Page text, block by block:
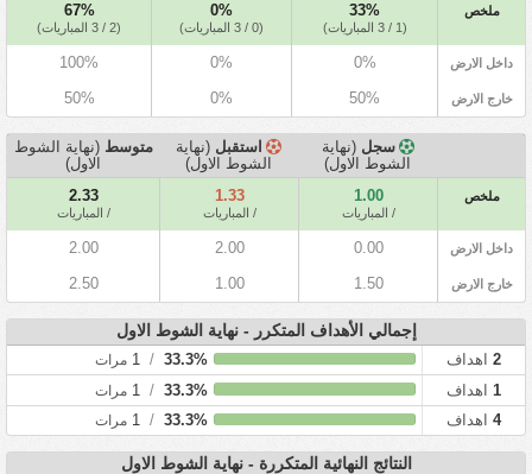
ملخص 33%
(1 / 3 المباريات)
0%
(0 / 3 المباريات)
67%
(2 / 3 المباريات)
داخل الارض 0%
0%
100%
خارج الارض 50%
0%
50%
سجل (نهاية
الشوط الاول)
استقبل (نهاية
الشوط الاول)
متوسط (نهاية الشوط
الاول)
ملخص 1.00
/ المباريات
1.33
/ المباريات
2.33
/ المباريات
داخل الارض 0.00
2.00
2.00
خارج الارض 1.50
1.00
2.50
إجمالي الأهداف المتكرر - نهاية الشوط الاول
2 اهداف 33.3%
/
1 مرات
1 اهداف 33.3%
/
1 مرات
4 اهداف 33.3%
/
1 مرات
النتائج النهائية المتكررة - نهاية الشوط الاول